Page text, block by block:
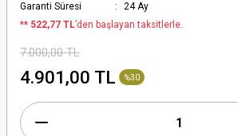
Garanti Süresi
24 Ay
** 522,77 TL’den başlayan taksitlerle.
7.000,00 TL
4.901,00 TL %30